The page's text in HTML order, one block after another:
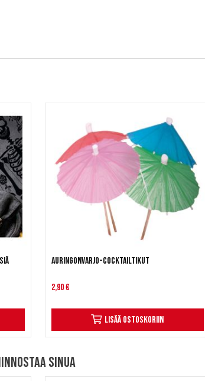
Auringonvarjo-cocktailtikut
2,90 €
Lisää ostoskoriin
sinua